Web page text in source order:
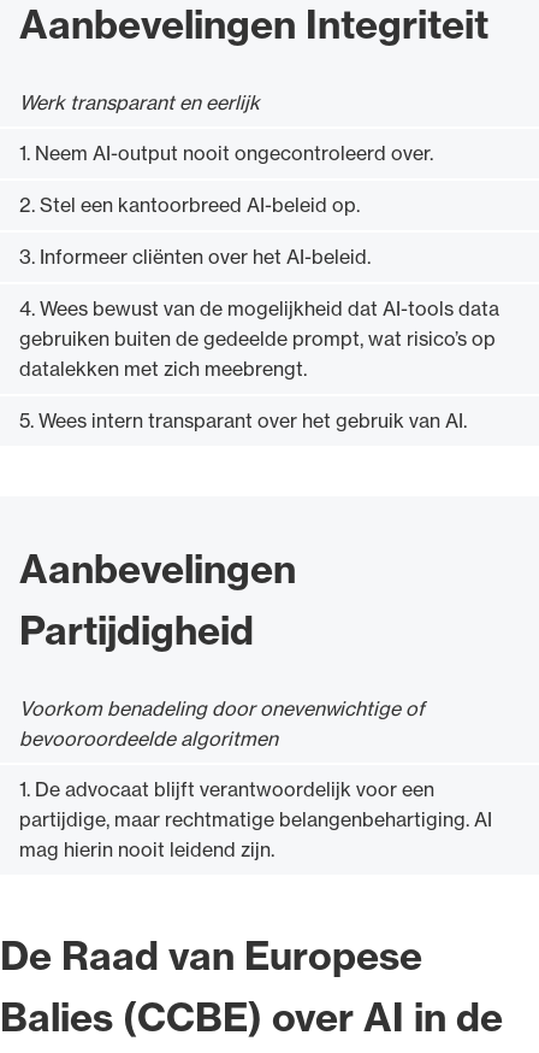
Aanbevelingen Integriteit
Werk transparant en eerlijk
1. Neem AI-output nooit ongecontroleerd over.
2. Stel een kantoorbreed AI-beleid op.
3. Informeer cliënten over het AI-beleid.
4. Wees bewust van de mogelijkheid dat AI-tools data
gebruiken buiten de gedeelde prompt, wat risico’s op
datalekken met zich meebrengt.
5. Wees intern transparant over het gebruik van AI.
Aanbevelingen
Partijdigheid
Voorkom benadeling door onevenwichtige of
bevooroordeelde algoritmen
1. De advocaat blijft verantwoordelijk voor een
partijdige, maar rechtmatige belangenbehartiging. AI
mag hierin nooit leidend zijn.
De Raad van Europese
Balies (CCBE) over AI in de